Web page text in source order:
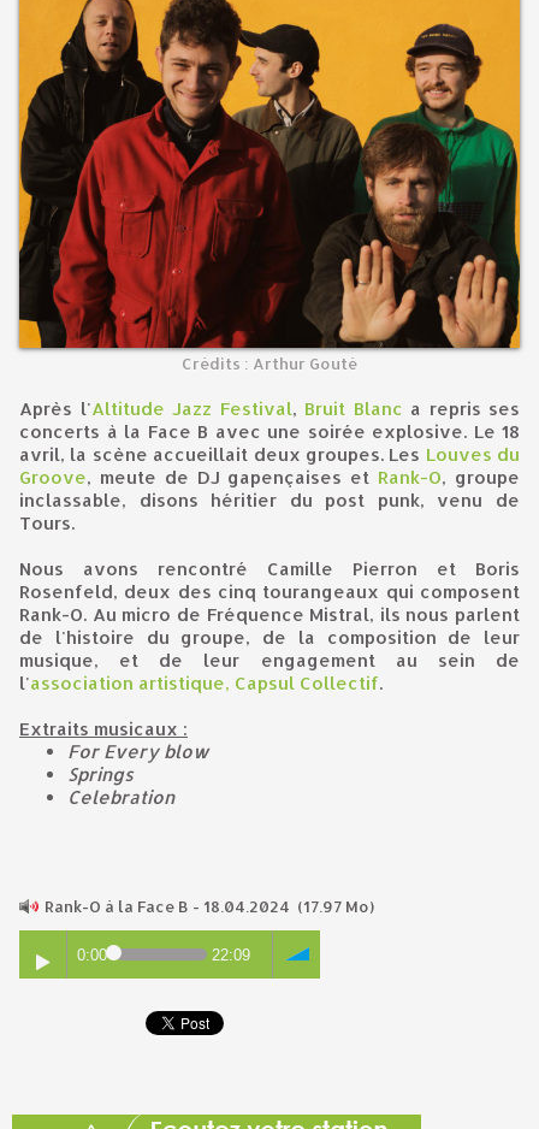
Crédits : Arthur Gouté
Après l'Altitude Jazz Festival, Bruit Blanc a repris ses
concerts à la Face B avec une soirée explosive. Le 18
avril, la scène accueillait deux groupes. Les Louves du
Groove, meute de DJ gapençaises et Rank-O, groupe
inclassable, disons héritier du post punk, venu de
Tours.
Nous avons rencontré Camille Pierron et Boris
Rosenfeld, deux des cinq tourangeaux qui composent
Rank-O. Au micro de Fréquence Mistral, ils nous parlent
de l'histoire du groupe, de la composition de leur
musique, et de leur engagement au sein de
l'association artistique, Capsul Collectif.
Extraits musicaux :
For Every blow
Springs
Celebration
Rank-O à la Face B - 18.04.2024 (17.97 Mo)
0:00 22:09